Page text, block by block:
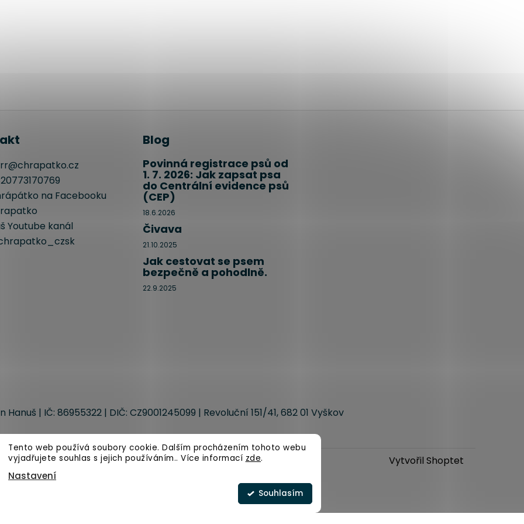
Tento web používá soubory cookie. Dalším procházením tohoto webu
vyjadřujete souhlas s jejich používáním.. Více informací zde.
Nastavení
Souhlasím
@chrapatko.cz
na Facebooku
Youtube kanál
Blog
Povinná registrace psů od
1. 7. 2026: Jak zapsat psa
do Centrální evidence psů
(CEP)
18.6.2026
Čivava
21.10.2025
Jak cestovat se psem
bezpečně a pohodlně.
22.9.2025
| IČ: 86955322 | DIČ: CZ9001245099 | Revoluční 151/41, 682 01 Vyškov
Vytvořil Shoptet
vyhrazena.Upravit nastavení cookies